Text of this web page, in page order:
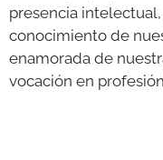
presencia
conocimiento de
enamorada de
vocación en